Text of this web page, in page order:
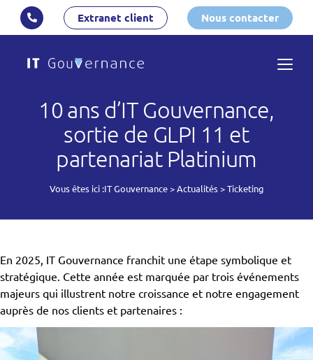
Extranet client Nous contacter
10 ans d’IT Gouvernance,
sortie de GLPI 11 et
partenariat Platinium
Vous êtes ici :IT Gouvernance>Actualités>Ticketing
En 2025, IT Gouvernance franchit une étape symbolique et
stratégique. Cette année est marquée par trois événements
majeurs qui illustrent notre croissance et notre engagement
auprès de nos clients et partenaires :